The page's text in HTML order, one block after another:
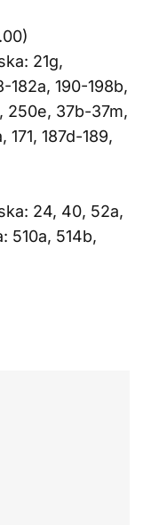
21g,
182a, 190-198b,
250e, 37b-37m,
171, 187d-189,
24, 40, 52a,
510a, 514b,